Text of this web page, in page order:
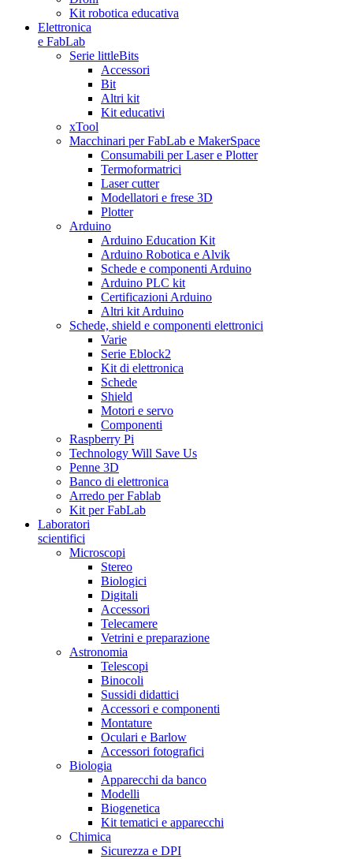
Kit robotica educativa
Elettronica
e FabLab
Serie littleBits
Accessori
Bit
Altri kit
Kit educativi
xTool
Macchinari per FabLab e MakerSpace
Consumabili per Laser e Plotter
Termoformatrici
Laser cutter
Modellatori e frese 3D
Plotter
Arduino
Arduino Education Kit
Arduino Robotica e Alvik
Schede e componenti Arduino
Arduino PLC kit
Certificazioni Arduino
Altri kit Arduino
Schede, shield e componenti elettronici
Varie
Serie Eblock2
Kit di elettronica
Schede
Shield
Motori e servo
Componenti
Raspberry Pi
Technology Will Save Us
Penne 3D
Banco di elettronica
Arredo per Fablab
Kit per FabLab
Laboratori
scientifici
Microscopi
Stereo
Biologici
Digitali
Accessori
Telecamere
Vetrini e preparazione
Astronomia
Telescopi
Binocoli
Sussidi didattici
Accessori e componenti
Montature
Oculari e Barlow
Accessori fotografici
Biologia
Apparecchi da banco
Modelli
Biogenetica
Kit tematici e apparecchi
Chimica
Sicurezza e DPI